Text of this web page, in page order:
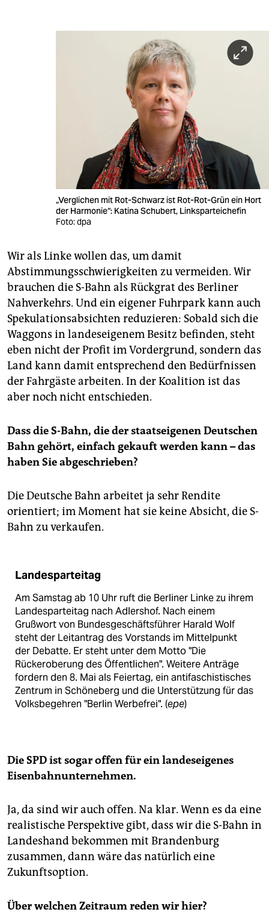
„Verglichen mit Rot-Schwarz ist Rot-Rot-Grün ein Hort
der Harmonie“: Katina Schubert, Linksparteichefin
Foto: dpa
Wir als Linke wollen das, um damit
Abstimmungsschwierigkeiten zu vermeiden. Wir
brauchen die S-Bahn als Rückgrat des Berliner
Nahverkehrs. Und ein eigener Fuhrpark kann auch
Spekulationsabsichten reduzieren: Sobald sich die
Waggons in landeseigenem Besitz befinden, steht
eben nicht der Profit im Vordergrund, sondern das
Land kann damit entsprechend den Bedürfnissen
der Fahrgäste arbeiten. In der Koalition ist das
aber noch nicht entschieden.
Dass die S-Bahn, die der staatseigenen Deutschen
Bahn gehört, einfach gekauft werden kann – das
haben Sie abgeschrieben?
Die Deutsche Bahn arbeitet ja sehr Rendite
orientiert; im Moment hat sie keine Absicht, die S-
Bahn zu verkaufen.
Landesparteitag
Am Samstag ab 10 Uhr ruft die Berliner Linke zu ihrem
Landesparteitag nach Adlershof. Nach einem
Grußwort von Bundesgeschäftsführer Harald Wolf
steht der Leitantrag des Vorstands im Mittelpunkt
der Debatte. Er steht unter dem Motto "Die
Rückeroberung des Öffentlichen". Weitere Anträge
fordern den 8. Mai als Feiertag, ein antifaschistisches
Zentrum in Schöneberg und die Unterstützung für das
Volksbegehren "Berlin Werbefrei". (epe)
Die SPD ist sogar offen für ein landeseigenes
Eisenbahnunternehmen.
Ja, da sind wir auch offen. Na klar. Wenn es da eine
realistische Perspektive gibt, dass wir die S-Bahn in
Landeshand bekommen mit Brandenburg
zusammen, dann wäre das natürlich eine
Zukunftsoption.
Über welchen Zeitraum reden wir hier?